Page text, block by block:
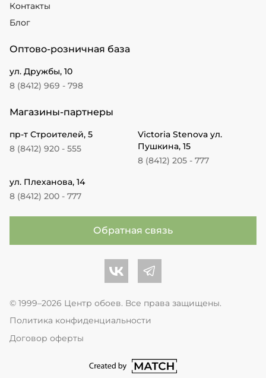
Контакты
Блог
Оптово-розничная база
ул. Дружбы, 10
8 (8412) 969 - 798
Магазины-партнеры
пр-т Строителей, 5
8 (8412) 920 - 555
Victoria Stenova ул.
Пушкина, 15
8 (8412) 205 - 777
ул. Плеханова, 14
8 (8412) 200 - 777
Обратная связь
Центр обоев во Вконтакте
Центр обоев в Телеграме
© 1999–2026 Центр обоев. Все права защищены.
Политика конфиденциальности
Договор оферты
перейти на сайт студии Match